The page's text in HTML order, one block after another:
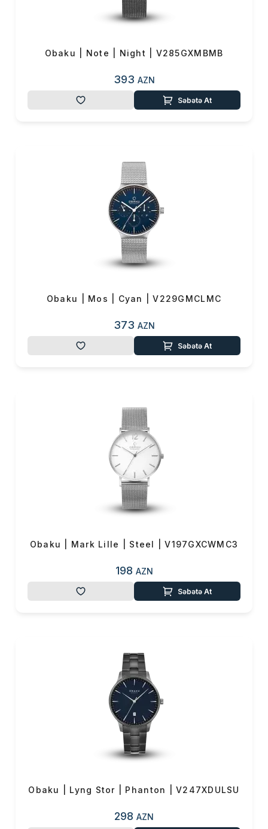
Obaku | Note | Night | V285GXMBMB
393 AZN
Səbətə At
Obaku | Mos | Cyan | V229GMCLMC
373 AZN
Səbətə At
Obaku | Mark Lille | Steel | V197GXCWMC3
198 AZN
Səbətə At
Obaku | Lyng Stor | Phanton | V247XDULSU
298 AZN
Çatdırılma
Yekun məbləğ
Alış-verişə davam et
OK